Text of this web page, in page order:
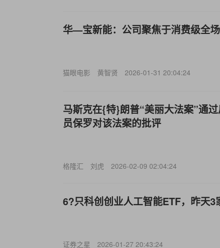
华—宝新能：公司聚焦于消费级全
猫眼电影 黄智贤 2026-01-31 20:04:24
马斯克在{特}朗普“美丽大法案”通
员保罗对该法案的批评
格隆汇 刘虎 2026-02-09 02:04:24
6?只科创创业人工智能ETF，昨天3
证券之星 2026-01-27 20:43:24